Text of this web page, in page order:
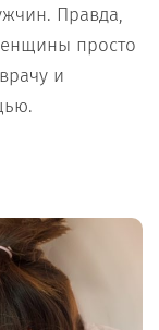
Правда,
просто
и